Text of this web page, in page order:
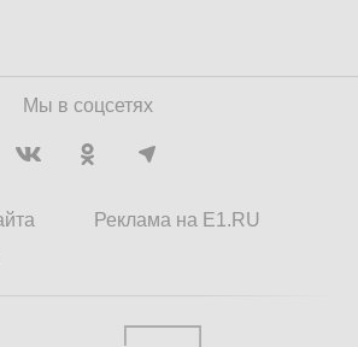
Мы в соцсетях
Реклама на E1.RU